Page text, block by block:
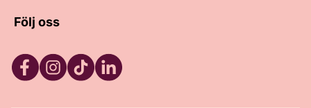
Följ oss